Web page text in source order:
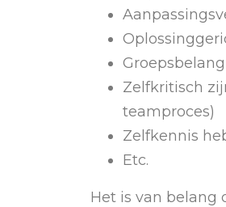
Zelfkritisch
teamproces)
Zelfkennis
Etc.
Het is van belang